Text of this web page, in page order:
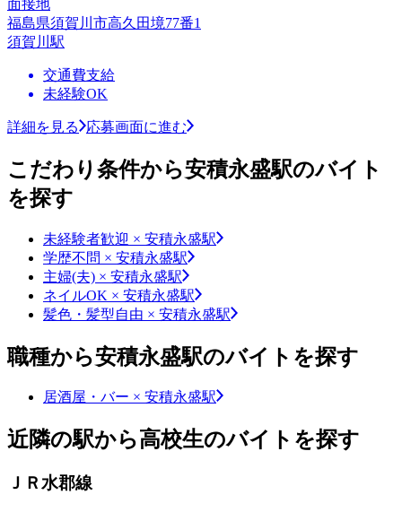
面接地
福島県須賀川市高久田境77番1
須賀川駅
交通費支給
未経験OK
詳細を見る 応募画面に進む
こだわり条件から安積永盛駅のバイト
を探す
未経験者歓迎 × 安積永盛駅
学歴不問 × 安積永盛駅
主婦(夫) × 安積永盛駅
ネイルOK × 安積永盛駅
髪色・髪型自由 × 安積永盛駅
職種から安積永盛駅のバイトを探す
居酒屋・バー × 安積永盛駅
近隣の駅から高校生のバイトを探す
ＪＲ水郡線